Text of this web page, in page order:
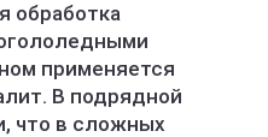
обработка
применяется
В подрядной
что в сложных